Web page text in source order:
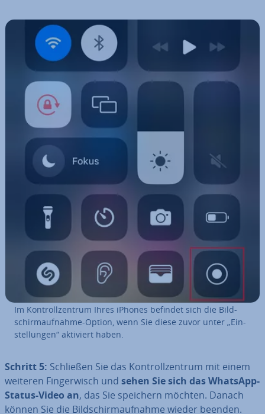
Im Kon­troll­zen­trum Ihres iPhones befindet sich die Bild­
schirm­auf­nah­me-Option, wenn Sie diese zuvor unter „Ein­
stel­lun­gen“ aktiviert haben.
Schritt 5: Schließen Sie das Kon­troll­zen­trum mit einem
weiteren Fin­ger­wisch und sehen Sie sich das WhatsApp-
Status-Video an, das Sie speichern möchten. Danach
können Sie die Bild­schirm­auf­nah­me wieder beenden.